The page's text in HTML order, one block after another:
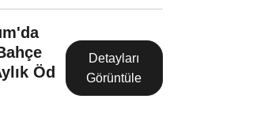
Öd
Detayları
Görüntüle